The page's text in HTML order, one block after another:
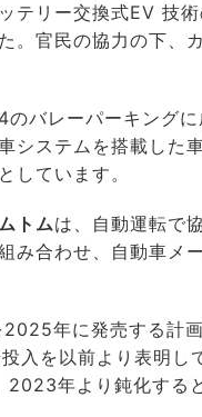
テリー交換式EV 技
。官民の協力の下、
のバレーパーキング
システムを搭載した
しています。
トムは、自動運転で
み合わせ、自動車メ
2025年に発売する計
入を以前より表明し
年より鈍化する